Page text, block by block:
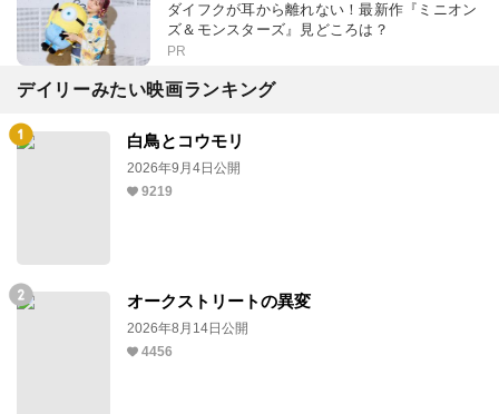
ダイフクが耳から離れない！最新作『ミニオン
ズ＆モンスターズ』見どころは？
PR
デイリーみたい映画ランキング
白鳥とコウモリ
2026年9月4日公開
9219
オークストリートの異変
2026年8月14日公開
4456